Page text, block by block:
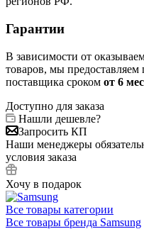
Гарантии
В зависимости от
товаров, мы
поставщика сроком от 6
Доступно для заказа
Нашли дешевле?
Запросить КП
Наши менеджеры
условия заказа
Хочу в подарок
Все товары категории
Все товары бренда Samsung